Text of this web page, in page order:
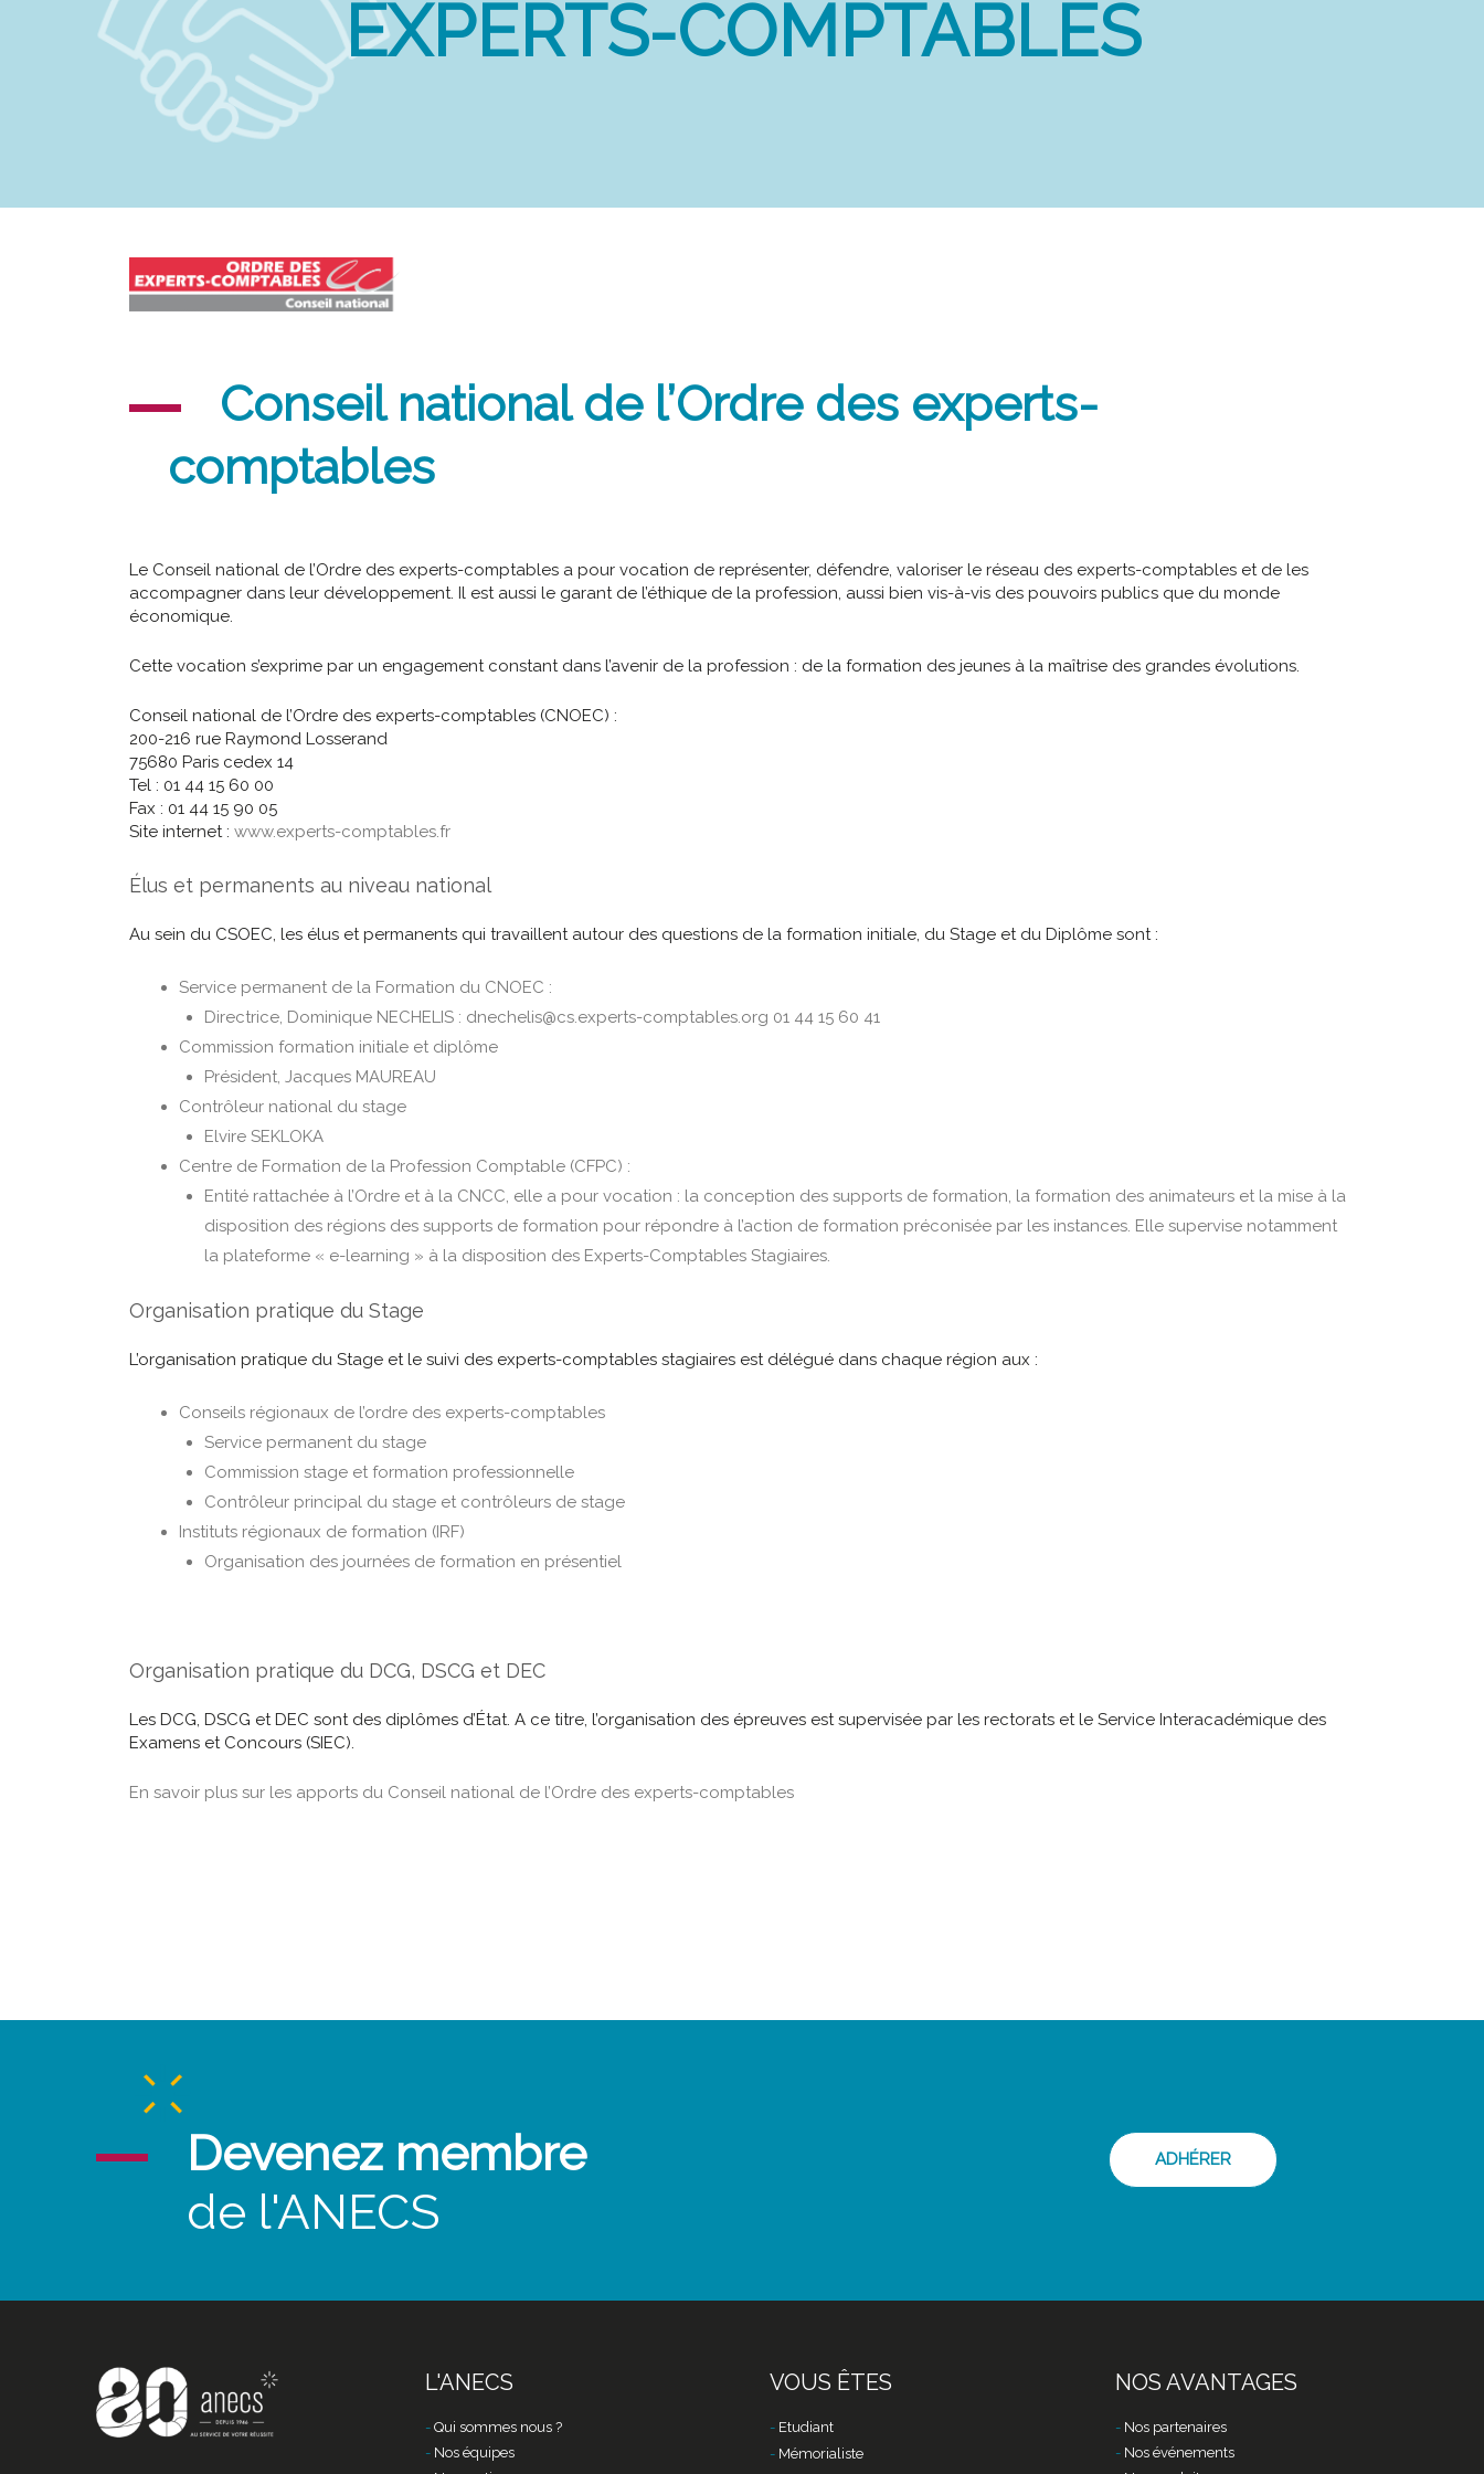
EXPERTS-COMPTABLES
Conseil national de l’Ordre des experts-
comptables
Le Conseil national de l’Ordre des experts-comptables a pour vocation de représenter, défendre, valoriser le réseau des experts-comptables et de les
accompagner dans leur développement. Il est aussi le garant de l’éthique de la profession, aussi bien vis-à-vis des pouvoirs publics que du monde
économique.
Cette vocation s’exprime par un engagement constant dans l’avenir de la profession : de la formation des jeunes à la maîtrise des grandes évolutions.
Conseil national de l’Ordre des experts-comptables (CNOEC) :
200-216 rue Raymond Losserand
75680 Paris cedex 14
Tel : 01 44 15 60 00
Fax : 01 44 15 90 05
Site internet : www.experts-comptables.fr
Élus et permanents au niveau national
Au sein du CSOEC, les élus et permanents qui travaillent autour des questions de la formation initiale, du Stage et du Diplôme sont :
Service permanent de la Formation du CNOEC :
Directrice, Dominique NECHELIS : dnechelis@cs.experts-comptables.org 01 44 15 60 41
Commission formation initiale et diplôme
Président, Jacques MAUREAU
Contrôleur national du stage
Elvire SEKLOKA
Centre de Formation de la Profession Comptable (CFPC) :
Entité rattachée à l’Ordre et à la CNCC, elle a pour vocation : la conception des supports de formation, la formation des animateurs et la mise à la
disposition des régions des supports de formation pour répondre à l’action de formation préconisée par les instances. Elle supervise notamment
la plateforme « e-learning » à la disposition des Experts-Comptables Stagiaires.
Organisation pratique du Stage
L’organisation pratique du Stage et le suivi des experts-comptables stagiaires est délégué dans chaque région aux :
Conseils régionaux de l’ordre des experts-comptables
Service permanent du stage
Commission stage et formation professionnelle
Contrôleur principal du stage et contrôleurs de stage
Instituts régionaux de formation (IRF)
Organisation des journées de formation en présentiel
Organisation pratique du DCG, DSCG et DEC
Les DCG, DSCG et DEC sont des diplômes d’État. A ce titre, l’organisation des épreuves est supervisée par les rectorats et le Service Interacadémique des
Examens et Concours (SIEC).
En savoir plus sur les apports du Conseil national de l’Ordre des experts-comptables
Devenez membre
de l'ANECS
ADHÉRER
L'ANECS
Qui sommes nous ?
Nos équipes
VOUS ÊTES
Etudiant
Mémorialiste
NOS AVANTAGES
Nos partenaires
Nos événements